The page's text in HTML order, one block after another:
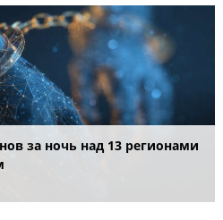
за ночь над 13 регионами